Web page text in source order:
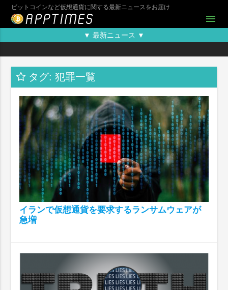
ビットコインなど仮想通貨に関する最新ニュースをお届け
menu
▼ 最新ニュース ▼
タグ: 犯罪一覧
イランで仮想通貨を要求するランサムウェアが
急増